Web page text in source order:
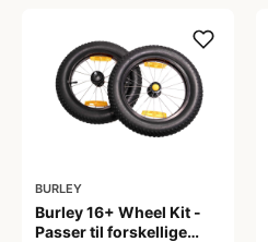
BURLEY
Burley 16+ Wheel Kit -
Passer til forskellige